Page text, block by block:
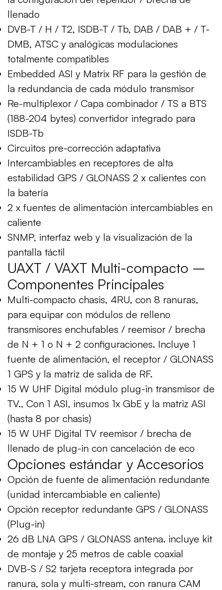
llenado
DVB-T / H / T2, ISDB-T / Tb, DAB / DAB + / T-
DMB, ATSC y analógicas modulaciones
totalmente compatibles
Embedded ASI y Matrix RF para la gestión de
la redundancia de cada módulo transmisor
Re-multiplexor / Capa combinador / TS a BTS
(188-204 bytes) convertidor integrado para
ISDB-Tb
Circuitos pre-corrección adaptativa
Intercambiables en receptores de alta
estabilidad GPS / GLONASS 2 x calientes con
la batería
2 x fuentes de alimentación intercambiables en
caliente
SNMP, interfaz web y la visualización de la
pantalla táctil
UAXT / VAXT Multi-compacto –
Componentes Principales
Multi-compacto chasis, 4RU, con 8 ranuras,
para equipar con módulos de relleno
transmisores enchufables / reemisor / brecha
de N + 1 o N + 2 configuraciones. Incluye 1
fuente de alimentación, el receptor / GLONASS
1 GPS y la matriz de salida de RF.
15 W UHF Digital módulo plug-in transmisor de
TV., Con 1 ASI, insumos 1x GbE y la matriz ASI
(hasta 8 por chasis)
15 W UHF Digital TV reemisor / brecha de
llenado de plug-in con cancelación de eco
Opciones estándar y Accesorios
Opción de fuente de alimentación redundante
(unidad intercambiable en caliente)
Opción receptor redundante GPS / GLONASS
(Plug-in)
26 dB LNA GPS / GLONASS antena. incluye kit
de montaje y 25 metros de cable coaxial
DVB-S / S2 tarjeta receptora integrada por
ranura, sola y multi-stream, con ranura CAM